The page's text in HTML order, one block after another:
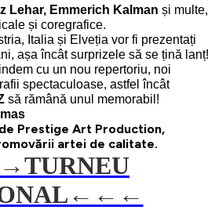
Lehar, Emmerich Kalman și multe,
și coregrafice.
Italia și Elveția vor fi prezentați
așa încât surprizele să se țină lanț!
cu un nou repertoriu, noi
spectaculoase, astfel încât
să rămână unul memorabil!
Prestige Art Production,
artei de calitate.
TURNEU